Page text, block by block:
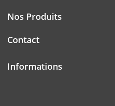
Nos Produits
Contact
Informations